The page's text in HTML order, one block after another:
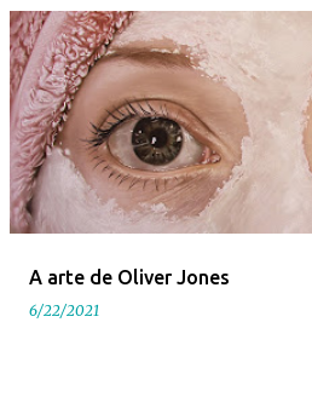
P
o
s
a
g
A arte de Oliver Jones
6/22/2021